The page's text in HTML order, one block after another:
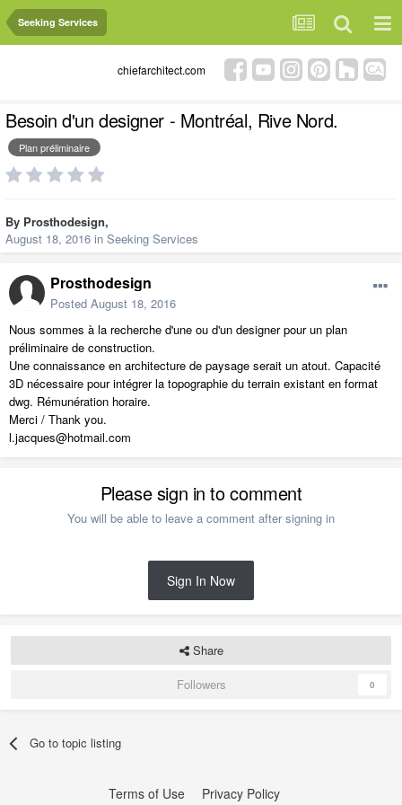
Seeking Services
chiefarchitect.com
Besoin d'un designer - Montréal, Rive Nord.
Plan préliminaire
By Prosthodesign,
August 18, 2016 in Seeking Services
Prosthodesign
Posted August 18, 2016
Nous sommes à la recherche d'une ou d'un designer pour un plan
préliminaire de construction.
Une connaissance en architecture de paysage serait un atout. Capacité
3D nécessaire pour intégrer la topographie du terrain existant en format
dwg. Rémunération horaire.
Merci / Thank you.
l.jacques@hotmail.com
Please sign in to comment
You will be able to leave a comment after signing in
Sign In Now
Share
Followers
0
Go to topic listing
Terms of Use Privacy Policy